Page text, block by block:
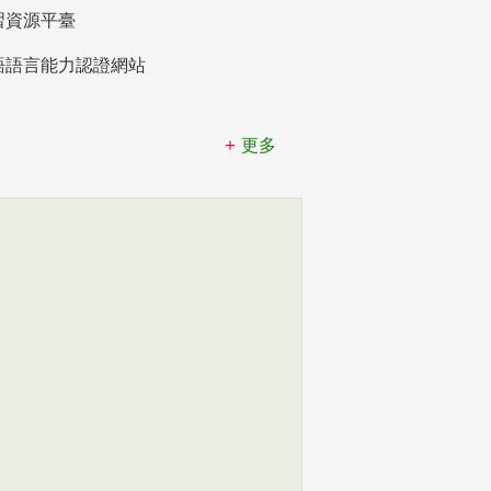
資源平臺
語言能力認證網站
更多